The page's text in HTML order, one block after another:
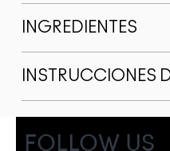
INGREDIENTES
INSTRUCCIONES